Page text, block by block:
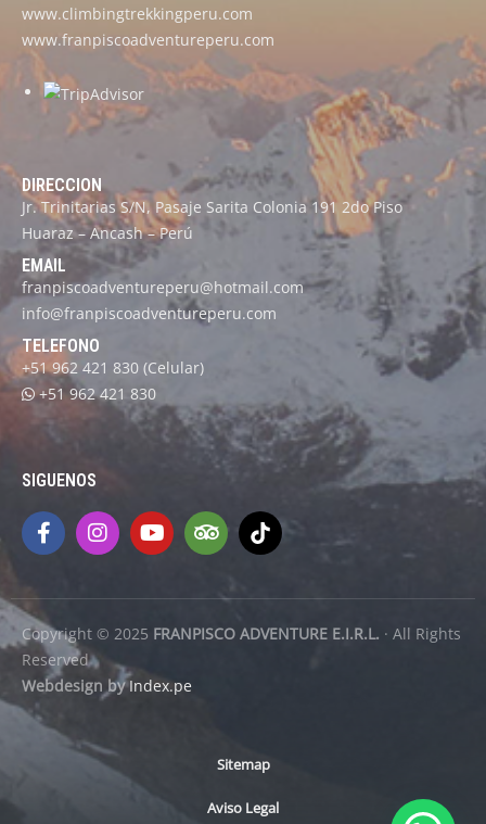
www.climbingtrekkingperu.com
www.franpiscoadventureperu.com
DIRECCION
Jr. Trinitarias S/N, Pasaje Sarita Colonia 191 2do Piso
Huaraz – Ancash – Perú
EMAIL
franpiscoadventureperu@hotmail.com
info@franpiscoadventureperu.com
TELEFONO
+51 962 421 830 (Celular)
+51 962 421 830
SIGUENOS
Copyright © 2025 FRANPISCO ADVENTURE E.I.R.L. · All Rights
Reserved
Webdesign by Index.pe
Sitemap
Aviso Legal